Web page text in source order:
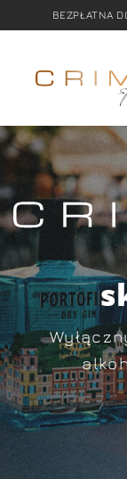
BEZPŁATNA